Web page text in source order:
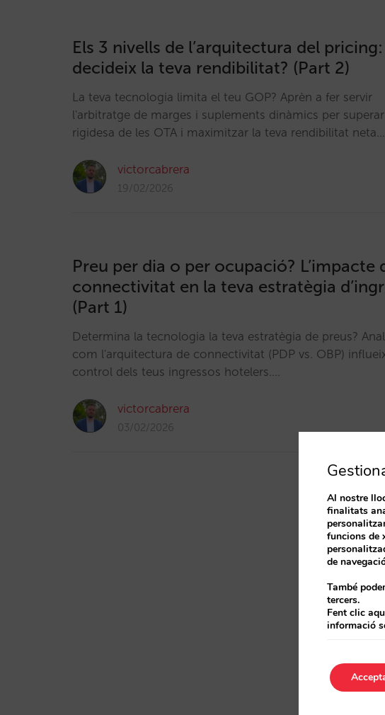
Els 3 nivells de l’arquitectura del
decideix la teva rendibilitat? (Part 2)
La teva tecnologia limita el teu GOP? Aprèn a fer servir
l'arbitratge de marges i suplements dinàmics per
rigidesa de les OTA i maximitzar la teva rendibilitat
victorcabrera
19/02/2026
Preu per dia o per ocupació? L’impacte
connectivitat en la teva estratègia
(Part 1)
Determina la tecnologia la teva estratègia de preus?
com l'arquitectura de connectivitat (PDP vs. OBP)
control dels teus ingressos hotelers.…
victorcabrera
03/02/2026
Al nostre
finalitats
funcions de
de
També
tercers.
Fent clic
informació